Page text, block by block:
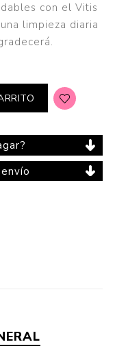
con el Vitis
limpieza diaria